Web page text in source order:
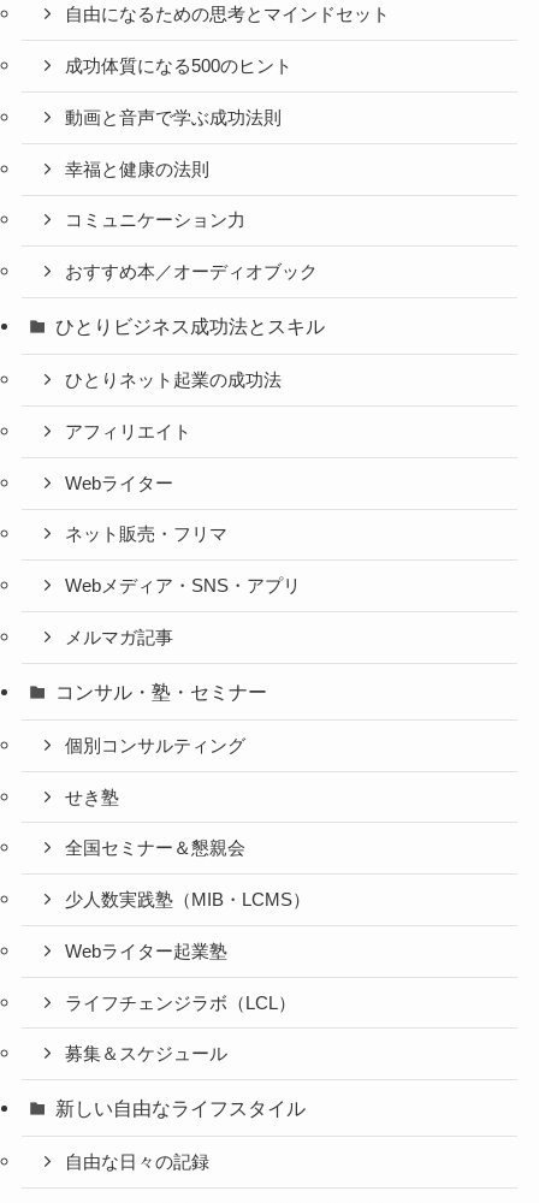
自由になるための思考とマインドセット
成功体質になる500のヒント
動画と音声で学ぶ成功法則
幸福と健康の法則
コミュニケーション力
おすすめ本／オーディオブック
ひとりビジネス成功法とスキル
ひとりネット起業の成功法
アフィリエイト
Webライター
ネット販売・フリマ
Webメディア・SNS・アプリ
メルマガ記事
コンサル・塾・セミナー
個別コンサルティング
せき塾
全国セミナー＆懇親会
少人数実践塾（MIB・LCMS）
Webライター起業塾
ライフチェンジラボ（LCL）
募集＆スケジュール
新しい自由なライフスタイル
自由な日々の記録